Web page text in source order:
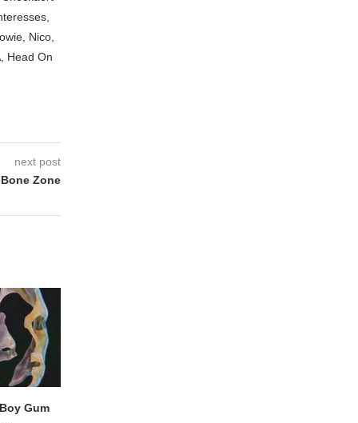
Nico,
Head On
next post
Bone Zone
Gum